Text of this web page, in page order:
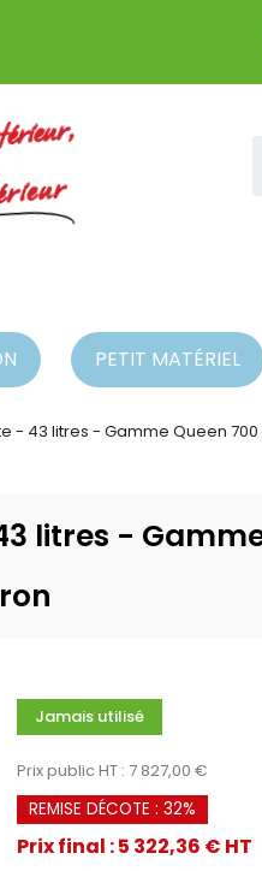
PETIT MATÉRIEL
43 litres - Gamme Queen 700
litres -
Jamais utilisé
Prix public HT : 7 827,00 €
REMISE DÉCOTE : 32%
Prix final : 5 322,36 € HT